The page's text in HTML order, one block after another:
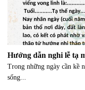
Hướng dẫn nghi lễ tạ
Trong những ngày cần kề
sống...